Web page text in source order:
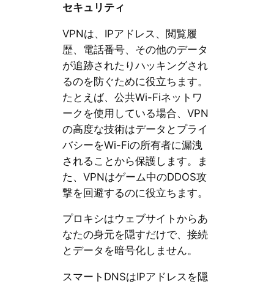
セキュリティ
VPNは、IPアドレス、閲覧履
歴、電話番号、その他のデータ
が追跡されたりハッキングされ
るのを防ぐために役立ちます。
たとえば、公共Wi-Fiネットワ
ークを使用している場合、VPN
の高度な技術はデータとプライ
バシーをWi-Fiの所有者に漏洩
されることから保護します。ま
た、VPNはゲーム中のDDOS攻
撃を回避するのに役立ちます。
プロキシはウェブサイトからあ
なたの身元を隠すだけで、接続
とデータを暗号化しません。
スマートDNSはIPアドレスを隠